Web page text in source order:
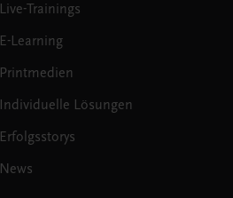
Live-Trainings
E-Learning
Printmedien
Individuelle Lösungen
Erfolgsstorys
News